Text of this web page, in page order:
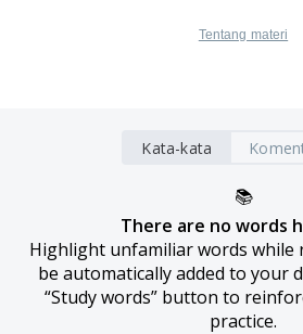
Tentang materi
Kata-kata
📚
There are no words
Highlight unfamiliar words
be automatically added to your
“Study words” button to
practice.